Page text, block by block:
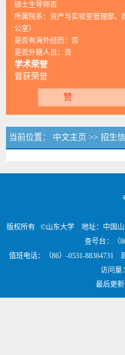
硕士生导师否
所属院系：资产与实验室管理部
公室）
是否有海外经历：否
是否外籍人员：否
学术荣誉
曾获荣誉
赞
当前位置： 中文主页 >> 招生
版权所有 ©山东大学 地址：中国
查号台：（
值班电话：（86）-0531-
访问量
最后更新